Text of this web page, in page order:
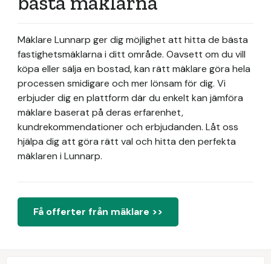
Mäklare Lunnarp ger dig möjlighet att hitta de bästa
fastighetsmäklarna i ditt område. Oavsett om du vill
köpa eller sälja en bostad, kan rätt mäklare göra hela
processen smidigare och mer lönsam för dig. Vi
erbjuder dig en plattform där du enkelt kan jämföra
mäklare baserat på deras erfarenhet,
kundrekommendationer och erbjudanden. Låt oss
hjälpa dig att göra rätt val och hitta den perfekta
mäklaren i Lunnarp.
Få offerter från mäklare >>